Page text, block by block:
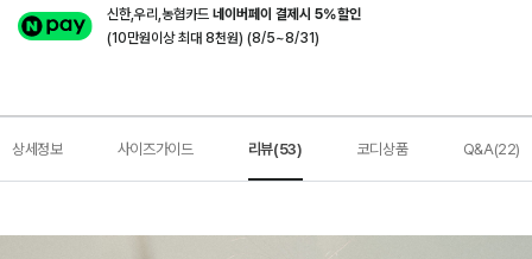
신한,우리,농협카드네이버페이 결제시 5%할인
(10만원이상 최대 8천원) (8/5~8/31)
상세정보 사이즈가이드 리뷰(53) 코디상품 Q&A(22)